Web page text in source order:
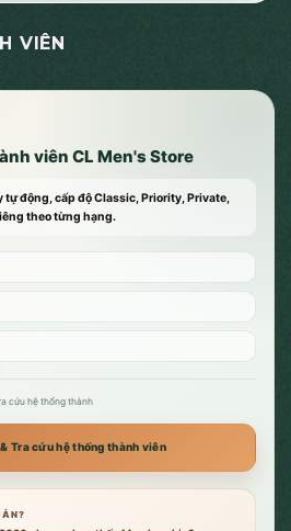
VIÊN
viên CL Men's Store
động, cấp độ Classic, Priority, Private,
theo từng hạng.
cứu hệ thống thành
Tra cứu hệ thống thành viên